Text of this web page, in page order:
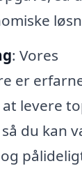
: Vores
er
levere
du kan